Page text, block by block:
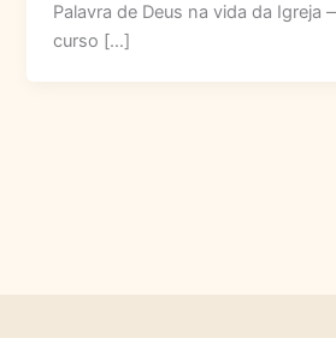
Palavra de Deus na vida da Igreja
curso […]